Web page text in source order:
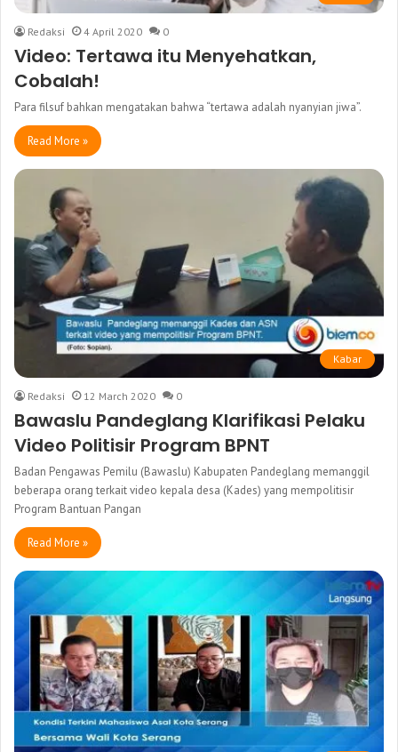
Redaksi 4 April 2020 0
Video: Tertawa itu Menyehatkan,
Cobalah!
Para filsuf bahkan mengatakan bahwa “tertawa adalah nyanyian jiwa”.
Read More »
Kabar
Redaksi 12 March 2020 0
Bawaslu Pandeglang Klarifikasi Pelaku
Video Politisir Program BPNT
Badan Pengawas Pemilu (Bawaslu) Kabupaten Pandeglang memanggil
beberapa orang terkait video kepala desa (Kades) yang mempolitisir
Program Bantuan Pangan
Read More »